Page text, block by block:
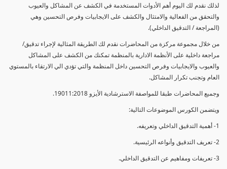
لذلك نقدم لك اليوم أهم الأدوات المستخدمة في الكشف عن المشاكل والعيوب
والتحقق من الفعالية والامتثال والكشف على الايجابيات وفرص التحسين وهي
(المراجعة / التدقيق الداخلي).
من خلال مجموعة مركزة من المحاضرات نقدم لك الطريقة المثالية لإجراء تدقيق/
مراجعة داخلية على الأنظمة الادارية بالمنظمة تمكنك من الكشف على المشاكل
والعيوب والايجابيات وفرص التحسين داخل المنظمة والتي تؤدي الي الارتقاء بالمستوي
العام وتجنب تكرار المشاكل.
وجميع المحاضرات طبقا للمواصفة الاسترشادية الأيزو 19011:2018.
ويتضمن الكورس الموضوعات التالية:
1- أهمية التدقيق الداخلي وتعريفه.
2- تعريف التدقيق وأنواعه الرئيسية.
3- تعريفات ومفاهيم عن التدقيق الداخلي.